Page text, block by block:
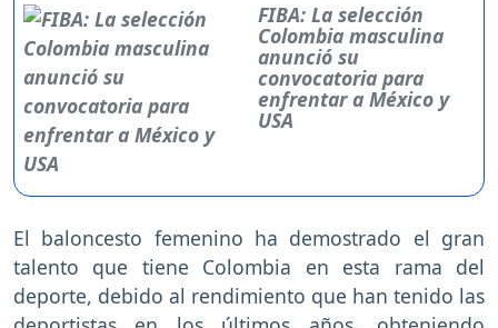
FIBA: La selección
Colombia masculina
anunció su
convocatoria para
enfrentar a México y
USA
El baloncesto femenino ha demostrado el gran
talento que tiene Colombia en esta rama del
deporte, debido al rendimiento que han tenido las